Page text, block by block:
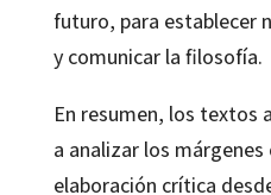
futuro, para establecer
y comunicar la filosofía.
En resumen, los textos
a analizar los
elaboración crítica